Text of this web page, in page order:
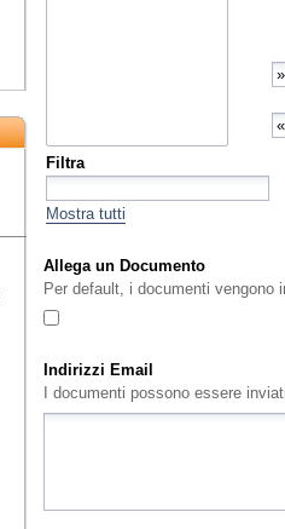
Filtra
Mostra tutti
Allega un Documento
Per default, i documenti vengono
Indirizzi Email
I documenti possono essere